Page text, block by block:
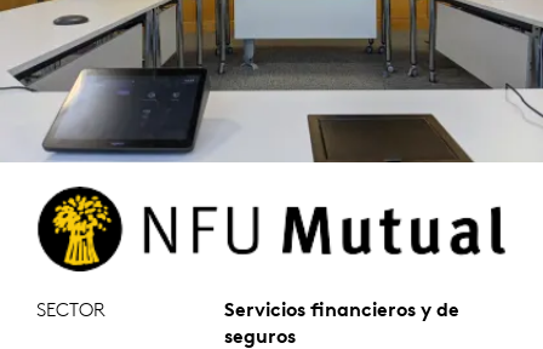
SECTOR
Servicios financieros y de
seguros